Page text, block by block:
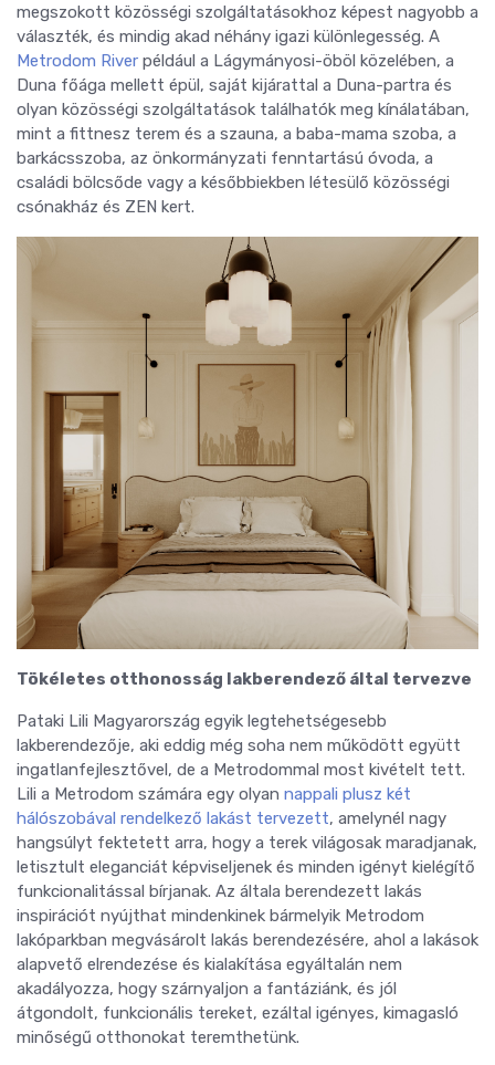
megszokott közösségi szolgáltatásokhoz képest nagyobb a
választék, és mindig akad néhány igazi különlegesség. A
Metrodom River például a Lágymányosi-öböl közelében, a
Duna főága mellett épül, saját kijárattal a Duna-partra és
olyan közösségi szolgáltatások találhatók meg kínálatában,
mint a fittnesz terem és a szauna, a baba-mama szoba, a
barkácsszoba, az önkormányzati fenntartású óvoda, a
családi bölcsőde vagy a későbbiekben létesülő közösségi
csónakház és ZEN kert.
Tökéletes otthonosság lakberendező által tervezve
Pataki Lili Magyarország egyik legtehetségesebb
lakberendezője, aki eddig még soha nem működött együtt
ingatlanfejlesztővel, de a Metrodommal most kivételt tett.
Lili a Metrodom számára egy olyan nappali plusz két
hálószobával rendelkező lakást tervezett, amelynél nagy
hangsúlyt fektetett arra, hogy a terek világosak maradjanak,
letisztult eleganciát képviseljenek és minden igényt kielégítő
funkcionalitással bírjanak. Az általa berendezett lakás
inspirációt nyújthat mindenkinek bármelyik Metrodom
lakóparkban megvásárolt lakás berendezésére, ahol a lakások
alapvető elrendezése és kialakítása egyáltalán nem
akadályozza, hogy szárnyaljon a fantáziánk, és jól
átgondolt, funkcionális tereket, ezáltal igényes, kimagasló
minőségű otthonokat teremthetünk.